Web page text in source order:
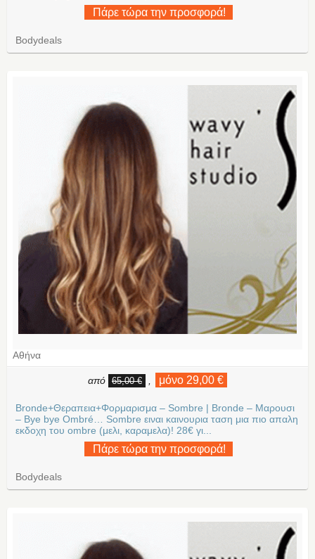
Πάρε τώρα την προσφορά!
Bodydeals
Αθήνα
από 65,00 € μόνο 29,00 €
Bronde+Θεραπεια+Φορμαρισμα – Sombre | Bronde – Μαρουσι
– Bye bye Ombré… Sombre ειναι καινουρια ταση μια πιο απαλη
εκδοχη του ombre (μελι, καραμελα)! 28€ γι...
Πάρε τώρα την προσφορά!
Bodydeals